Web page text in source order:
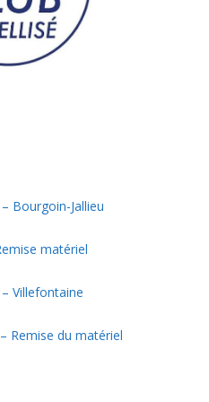
Bourgoin-Jallieu
matériel
Villefontaine
Remise du matériel